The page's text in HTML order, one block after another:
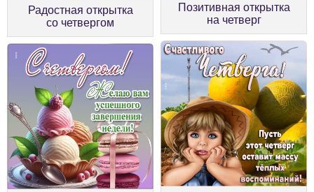
Радостная открытка
со четвергом
Позитивная открытка
на четверг